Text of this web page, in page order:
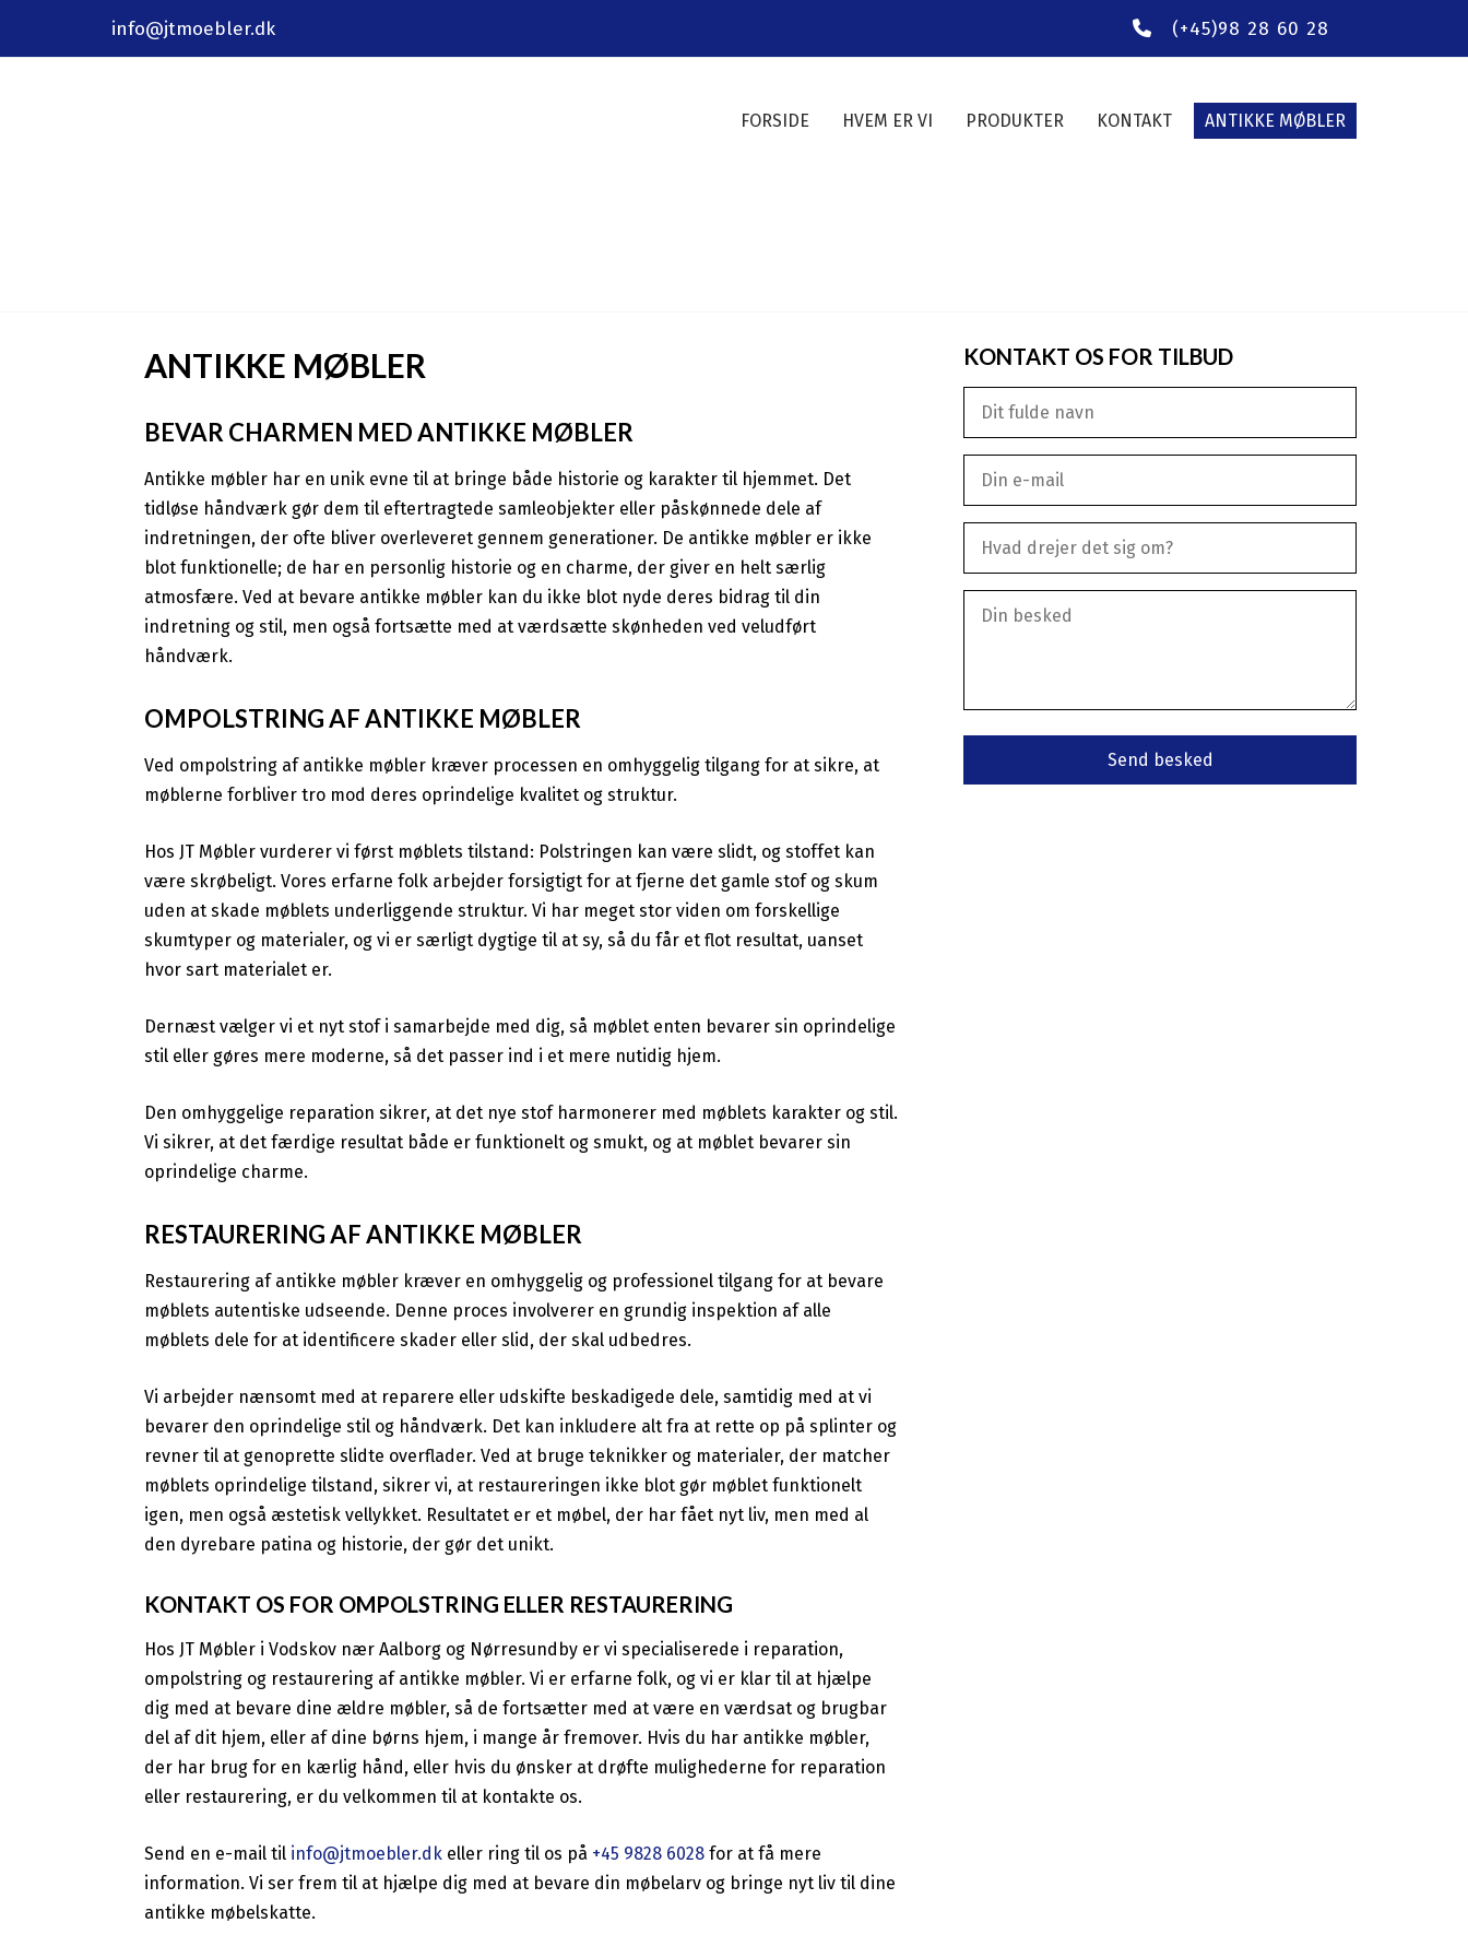
info@jtmoebler.dk (+45)98 28 60 28
FORSIDE HVEM ER VI PRODUKTER KONTAKT ANTIKKE MØBLER
ANTIKKE MØBLER
BEVAR CHARMEN MED ANTIKKE MØBLER
Antikke møbler har en unik evne til at bringe både historie og karakter til hjemmet. Det
tidløse håndværk gør dem til eftertragtede samleobjekter eller påskønnede dele af
indretningen, der ofte bliver overleveret gennem generationer. De antikke møbler er ikke
blot funktionelle; de har en personlig historie og en charme, der giver en helt særlig
atmosfære. Ved at bevare antikke møbler kan du ikke blot nyde deres bidrag til din
indretning og stil, men også fortsætte med at værdsætte skønheden ved veludført
håndværk.
OMPOLSTRING AF ANTIKKE MØBLER
Ved ompolstring af antikke møbler kræver processen en omhyggelig tilgang for at sikre, at
møblerne forbliver tro mod deres oprindelige kvalitet og struktur.
Hos JT Møbler vurderer vi først møblets tilstand: Polstringen kan være slidt, og stoffet kan
være skrøbeligt. Vores erfarne folk arbejder forsigtigt for at fjerne det gamle stof og skum
uden at skade møblets underliggende struktur. Vi har meget stor viden om forskellige
skumtyper og materialer, og vi er særligt dygtige til at sy, så du får et flot resultat, uanset
hvor sart materialet er.
Dernæst vælger vi et nyt stof i samarbejde med dig, så møblet enten bevarer sin oprindelige
stil eller gøres mere moderne, så det passer ind i et mere nutidig hjem.
Den omhyggelige reparation sikrer, at det nye stof harmonerer med møblets karakter og stil.
Vi sikrer, at det færdige resultat både er funktionelt og smukt, og at møblet bevarer sin
oprindelige charme.
RESTAURERING AF ANTIKKE MØBLER
Restaurering af antikke møbler kræver en omhyggelig og professionel tilgang for at bevare
møblets autentiske udseende. Denne proces involverer en grundig inspektion af alle
møblets dele for at identificere skader eller slid, der skal udbedres.
Vi arbejder nænsomt med at reparere eller udskifte beskadigede dele, samtidig med at vi
bevarer den oprindelige stil og håndværk. Det kan inkludere alt fra at rette op på splinter og
revner til at genoprette slidte overflader. Ved at bruge teknikker og materialer, der matcher
møblets oprindelige tilstand, sikrer vi, at restaureringen ikke blot gør møblet funktionelt
igen, men også æstetisk vellykket. Resultatet er et møbel, der har fået nyt liv, men med al
den dyrebare patina og historie, der gør det unikt.
KONTAKT OS FOR OMPOLSTRING ELLER RESTAURERING
Hos JT Møbler i Vodskov nær Aalborg og Nørresundby er vi specialiserede i reparation,
ompolstring og restaurering af antikke møbler. Vi er erfarne folk, og vi er klar til at hjælpe
dig med at bevare dine ældre møbler, så de fortsætter med at være en værdsat og brugbar
del af dit hjem, eller af dine børns hjem, i mange år fremover. Hvis du har antikke møbler,
der har brug for en kærlig hånd, eller hvis du ønsker at drøfte mulighederne for reparation
eller restaurering, er du velkommen til at kontakte os.
Send en e-mail til info@jtmoebler.dk eller ring til os på +45 9828 6028 for at få mere
information. Vi ser frem til at hjælpe dig med at bevare din møbelarv og bringe nyt liv til dine
antikke møbelskatte.
KONTAKT OS FOR TILBUD